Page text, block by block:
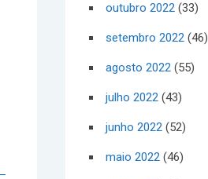
outubro 2022 (33)
setembro 2022 (46)
agosto 2022 (55)
julho 2022 (43)
junho 2022 (52)
maio 2022 (46)